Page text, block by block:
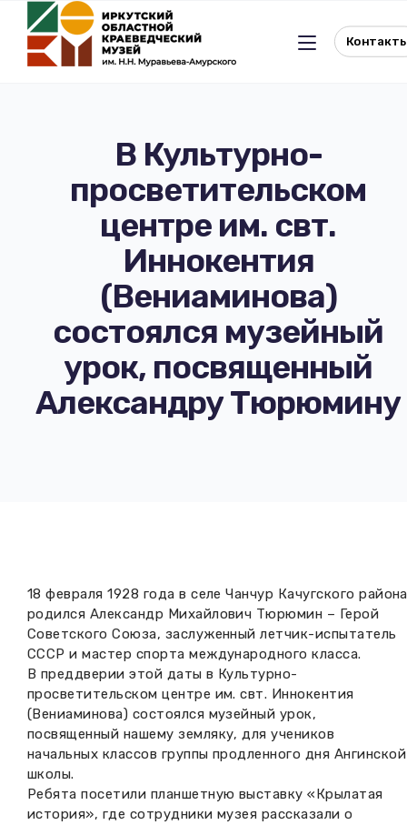
Льготное посещение музея
История музея
Реквизиты музея
Документы
Виртуальный музей
Вакансии музея
Новости
Прейскурант
Фонды и коллекции
Партнеры
Дирекция
Отдел истории
Отдел природы
Музейная студия
Окно в Азию
Мемориальный дом А.М. Тюрюмина
Документы
Профессиональные мероприятия
В Культурно-
просветительском
центре им. свт.
Иннокентия
(Вениаминова)
состоялся музейный
урок, посвященный
Александру Тюрюмину
18 февраля 1928 года в селе Чанчур Качугского района
родился Александр Михайлович Тюрюмин – Герой
Советского Союза, заслуженный летчик-испытатель
СССР и мастер спорта международного класса.
В преддверии этой даты в Культурно-
просветительском центре им. свт. Иннокентия
(Вениаминова) состоялся музейный урок,
посвященный нашему земляку, для учеников
начальных классов группы продленного дня Ангинской
школы.
Ребята посетили планшетную выставку «Крылатая
история», где сотрудники музея рассказали о